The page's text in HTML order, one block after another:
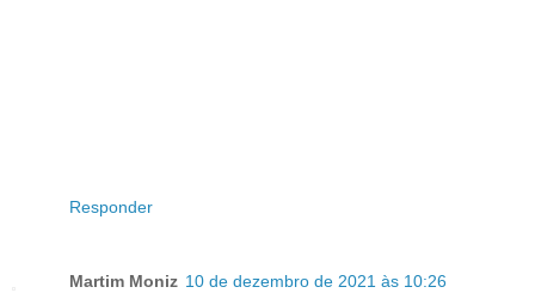
Responder
Martim Moniz 10 de dezembro de 2021 às 10:26